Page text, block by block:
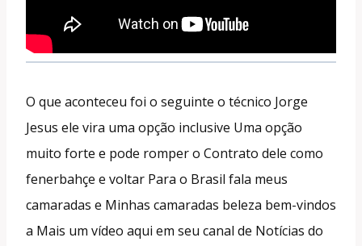
O que aconteceu foi o seguinte o técnico Jorge
Jesus ele vira uma opção inclusive Uma opção
muito forte e pode romper o Contrato dele como
fenerbahçe e voltar Para o Brasil fala meus
camaradas e Minhas camaradas beleza bem-vindos
a Mais um vídeo aqui em seu canal de Notícias do